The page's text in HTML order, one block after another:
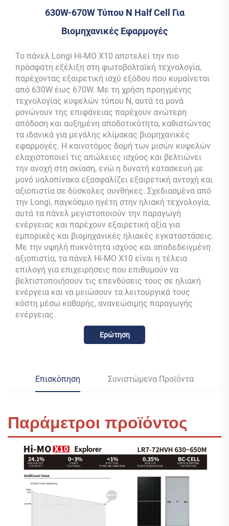
630W-670W Τύπου N Half Cell Για
Βιομηχανικές Εφαρμογές
Το πάνελ Longi Hi-MO X10 αποτελεί την πιο
πρόσφατη εξέλιξη στη φωτοβολταϊκή τεχνολογία,
παρέχοντας εξαιρετική ισχύ εξόδου που κυμαίνεται
από 630W έως 670W. Με τη χρήση προηγμένης
τεχνολογίας κυψελών τύπου Ν, αυτά τα μονά
μονώνουν της επιφάνειας παρέχουν ανώτερη
απόδοση και αυξημένη αποδοτικότητα, καθιστώντας
τα ιδανικά για μεγάλης κλίμακας βιομηχανικές
εφαρμογές. Η καινοτόμος δομή των μισών κυψελών
ελαχιστοποιεί τις απώλειες ισχύος και βελτιώνει
την ανοχή στη σκίαση, ενώ η δυνατή κατασκευή με
μονό υαλοπίνακα εξασφαλίζει εξαιρετική αντοχή και
αξιοπιστία σε δύσκολες συνθήκες. Σχεδιασμένα από
την Longi, παγκόσμιο ηγέτη στην ηλιακή τεχνολογία,
αυτά τα πάνελ μεγιστοποιούν την παραγωγή
ενέργειας και παρέχουν εξαιρετική αξία για
εμπορικές και βιομηχανικές ηλιακές εγκαταστάσεις.
Με την υψηλή πυκνότητα ισχύος και αποδεδειγμένη
αξιοπιστία, τα πάνελ Hi-MO X10 είναι η τέλεια
επιλογή για επιχειρήσεις που επιθυμούν να
βελτιστοποιήσουν τις επενδύσεις τους σε ηλιακή
ενέργεια και να μειώσουν τα λειτουργικά τους
κόστη μέσω καθαρής, ανανεώσιμης παραγωγής
ενέργειας.
Ερώτηση
Επισκόπηση Συνιστώμενα Προϊόντα
Παράμετροι προϊόντος